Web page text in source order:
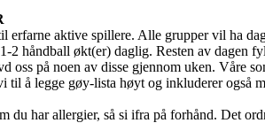
erfarne aktive spillere. Alle grupper vil ha
håndball økt(er) daglig. Resten av dagen
på noen av disse gjennom uken. Våre
å legge gøy-lista høyt og inkluderer også
du har allergier, så si ifra på forhånd. Det